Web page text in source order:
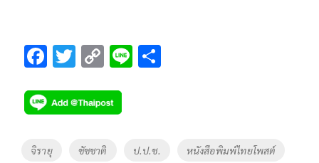
F
e
b
o
T
tt
er
C
p
y
Li
Li
Tags
จิรายุ ชัชชาติ ป.ป.ช. หนังสือพิมพ์ไทยโพสต์